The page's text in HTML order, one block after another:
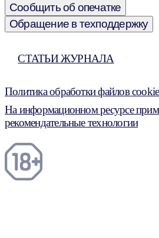
Сообщить об опечатке
Обращение в техподдержку
СТАТЬИ ЖУРНАЛА
Политика обработки файлов cookie
На информационном ресурсе
рекомендательные технологии